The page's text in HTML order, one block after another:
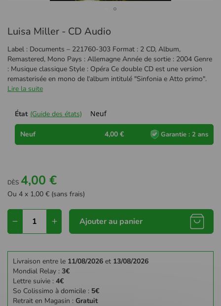
au
de
la
Galerie
d’images
Luisa Miller - CD Audio
Label : Documents – 221760-303 Format : 2 CD, Album,
Remastered, Mono Pays : Allemagne Année de sortie : 2004 Genre
: Musique classique Style : Opéra Ce double CD est une version
remasterisée en mono de l'album intitulé "Sinfonia e Atto primo".
Lire la suite
État (Guide des états) Neuf
Neuf 4,00 € Garantie : 2 ans
DÈS 4,00 €
Ou 4 x 1,00 € (sans frais)
Ajouter au panier
Livraison entre le 11/08/2026 et 13/08/2026
Mondial Relay : 3€
Lettre suivie : 4€
So Colissimo à domicile : 5€
Retrait en Magasin : Gratuit